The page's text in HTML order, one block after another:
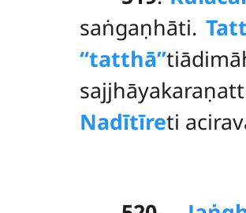
saṅgaṇhāti.
‘‘tatthā’’
Nadītīreti